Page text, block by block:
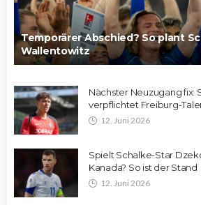
Temporärer Abschied? So plant
Wallentowitz
Nächster Neuzugang fix:
verpflichtet Freiburg-
12. Juni 2026
Spielt Schalke-Star
Kanada? So ist der Stand
12. Juni 2026